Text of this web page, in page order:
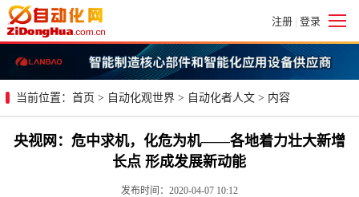
注册 | 登录
当前位置： 首页 > 自动化观世界 > 自动化者人文 > 内容
央视网：危中求机，化危为机——各地着力壮大新增
长点 形成发展新动能
发布时间：2020-04-07 10:12